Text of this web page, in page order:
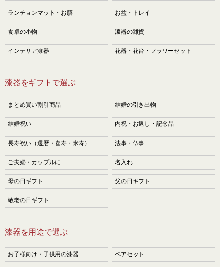
ランチョンマット・お膳 お盆・トレイ
食卓の小物 漆器の雑貨
インテリア漆器 花器・花台・フラワーセット
漆器をギフトで選ぶ
まとめ買い割引商品 結婚の引き出物
結婚祝い 内祝・お返し・記念品
長寿祝い（還暦・喜寿・米寿） 法事・仏事
ご夫婦・カップルに 名入れ
母の日ギフト 父の日ギフト
敬老の日ギフト
漆器を用途で選ぶ
お子様向け・子供用の漆器 ペアセット